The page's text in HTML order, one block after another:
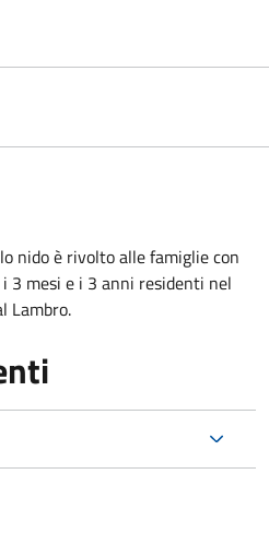
nido è rivolto alle famiglie con
3 mesi e i 3 anni residenti nel
Lambro.